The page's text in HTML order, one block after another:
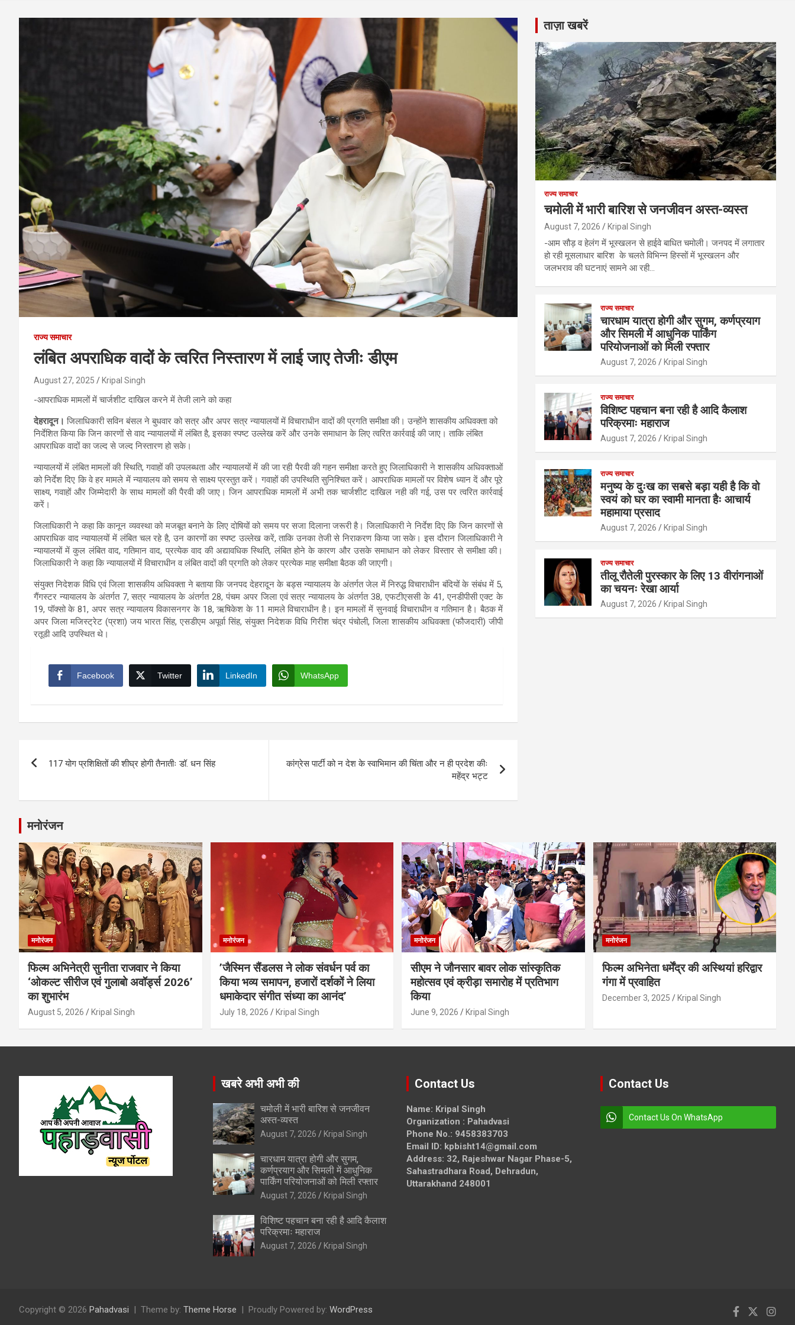
राज्य समाचार
लंबित अपराधिक वादों के त्वरित निस्तारण में लाई जाए तेजीः डीएम
August 27, 2025 Kripal Singh
-आपराधिक मामलों में चार्जशीट दाखिल करने में तेजी लाने को कहा
देहरादून। जिलाधिकारी सविन बंसल ने बुधवार को सत्र और अपर सत्र न्यायालयों में विचाराधीन वादों की प्रगति समीक्षा की। उन्होंने शासकीय अधिवक्ता को
निर्देशित किया कि जिन कारणों से वाद न्यायालयों में लंबित है, इसका स्पष्ट उल्लेख करें और उनके समाधान के लिए त्वरित कार्रवाई की जाए। ताकि लंबित
आपराधिक वादों का जल्द से जल्द निस्तारण हो सके।
न्यायालयों में लंबित मामलों की स्थिति, गवाहों की उपलब्धता और न्यायालयों में की जा रही पैरवी की गहन समीक्षा करते हुए जिलाधिकारी ने शासकीय अधिवक्ताओं
को निर्देश दिए कि वे हर मामले में न्यायालय को समय से साक्ष्य प्रस्तुत करें। गवाहों की उपस्थिति सुनिश्चित करें। आपराधिक मामलों पर विशेष ध्यान दें और पूरे
साक्ष्य, गवाहों और जिम्मेदारी के साथ मामलों की पैरवी की जाए। जिन आपराधिक मामलों में अभी तक चार्जशीट दाखिल नही की गई, उस पर त्वरित कार्रवाई
करें।
जिलाधिकारी ने कहा कि कानून व्यवस्था को मजबूत बनाने के लिए दोषियों को समय पर सजा दिलाना जरूरी है। जिलाधिकारी ने निर्देश दिए कि जिन कारणों से
आपराधिक वाद न्यायालयों में लंबित चल रहे है, उन कारणों का स्पष्ट उल्लेख करें, ताकि उनका तेजी से निराकरण किया जा सके। इस दौरान जिलाधिकारी ने
न्यायालयों में कुल लंबित वाद, गतिमान वाद, प्रत्येक वाद की अद्यावधिक स्थिति, लंबित होने के कारण और उसके समाधान को लेकर विस्तार से समीक्षा की।
जिलाधिकारी ने कहा कि न्यायालयों में विचाराधीन व लंबित वादों की प्रगति को लेकर प्रत्येक माह समीक्षा बैठक की जाएगी।
संयुक्त निदेशक विधि एवं जिला शासकीय अधिवक्ता ने बताया कि जनपद देहरादून के बड्स न्यायालय के अंतर्गत जेल में निरुद्ध विचाराधीन बंदियों के संबंध में 5,
गैंगस्टर न्यायालय के अंतर्गत 7, सत्र न्यायालय के अंतर्गत 28, पंचम अपर जिला एवं सत्र न्यायालय के अंतर्गत 38, एफटीएससी के 41, एनडीपीसी एक्ट के
19, पॉक्सो के 81, अपर सत्र न्यायालय विकासनगर के 18, ऋषिकेश के 11 मामले विचाराधीन है। इन मामलों में सुनवाई विचाराधीन व गतिमान है। बैठक में
अपर जिला मजिस्ट्रेट (प्रशा) जय भारत सिंह, एसडीएम अपूर्वा सिंह, संयुक्त निदेशक विधि गिरीश चंद्र पंचोली, जिला शासकीय अधिवक्ता (फौजदारी) जीपी
रतूडी आदि उपस्थित थे।
Facebook Twitter LinkedIn WhatsApp
navigation
117 योग प्रशिक्षितों की शीघ्र होगी तैनातीः डॉ. धन सिंह
कांग्रेस पार्टी को न देश के स्वाभिमान की चिंता और न ही प्रदेश कीः
महेंद्र भट्ट
ताज़ा खबरें
राज्य समाचार
चमोली में भारी बारिश से जनजीवन अस्त-व्यस्त
August 7, 2026 Kripal Singh
-आम सौड़ व हेलंग में भूस्खलन से हाईवे बाधित चमोली। जनपद में लगातार
हो रही मूसलाधार बारिश के चलते विभिन्न हिस्सों में भूस्खलन और
जलभराव की घटनाएं सामने आ रही…
राज्य समाचार
चारधाम यात्रा होगी और सुगम, कर्णप्रयाग
और सिमली में आधुनिक पार्किंग
परियोजनाओं को मिली रफ्तार
August 7, 2026 Kripal Singh
राज्य समाचार
विशिष्ट पहचान बना रही है आदि कैलाश
परिक्रमाः महाराज
August 7, 2026 Kripal Singh
राज्य समाचार
मनुष्य के दुःख का सबसे बड़ा यही है कि वो
स्वयं को घर का स्वामी मानता हैः आचार्य
महामाया प्रसाद
August 7, 2026 Kripal Singh
राज्य समाचार
तीलू रौतेली पुरस्कार के लिए 13 वीरांगनाओं
का चयनः रेखा आर्या
August 7, 2026 Kripal Singh
मनोरंजन
मनोरंजन
फिल्म अभिनेत्री सुनीता राजवार ने किया
‘ओकल्ट सीरीज एवं गुलाबो अवॉर्ड्स 2026’
का शुभारंभ
August 5, 2026 Kripal Singh
मनोरंजन
’जैस्मिन सैंडलस ने लोक संवर्धन पर्व का
किया भव्य समापन, हजारों दर्शकों ने लिया
धमाकेदार संगीत संध्या का आनंद’
July 18, 2026 Kripal Singh
मनोरंजन
सीएम ने जौनसार बावर लोक सांस्कृतिक
महोत्सव एवं क्रीड़ा समारोह में प्रतिभाग
किया
June 9, 2026 Kripal Singh
मनोरंजन
फिल्म अभिनेता धर्मेंद्र की अस्थियां हरिद्वार
गंगा में प्रवाहित
December 3, 2025 Kripal Singh
खबरे अभी अभी की
चमोली में भारी बारिश से जनजीवन
अस्त-व्यस्त
August 7, 2026 Kripal Singh
चारधाम यात्रा होगी और सुगम,
कर्णप्रयाग और सिमली में आधुनिक
पार्किंग परियोजनाओं को मिली रफ्तार
August 7, 2026 Kripal Singh
विशिष्ट पहचान बना रही है आदि कैलाश
परिक्रमाः महाराज
August 7, 2026 Kripal Singh
Contact Us
Name: Kripal Singh
Organization : Pahadvasi
Phone No.: 9458383703
Email ID: kpbisht14@gmail.com
Address: 32, Rajeshwar Nagar Phase-5,
Sahastradhara Road, Dehradun,
Uttarakhand 248001
Contact Us
Contact Us On WhatsApp
Copyright © 2026 Pahadvasi Theme by: Theme Horse Proudly Powered by: WordPress